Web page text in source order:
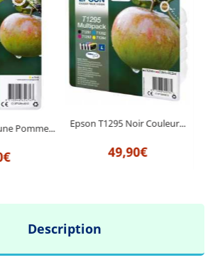
Pomme... Epson T1295 Noir Couleur...
49,90€
Description